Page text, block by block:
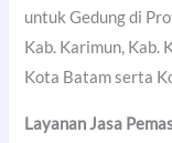
untuk Gedung di
Kab. Karimun, Kab.
Kota Batam serta
Layanan Jasa